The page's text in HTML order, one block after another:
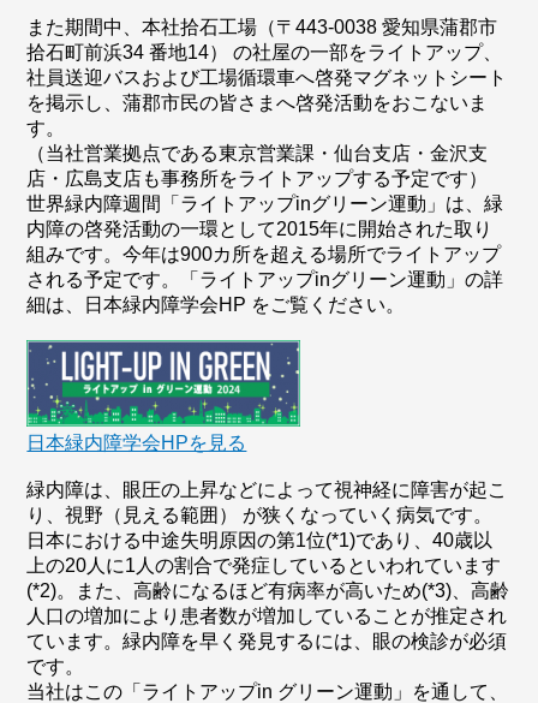
また期間中、本社拾石工場（〒443-0038 愛知県蒲郡市
拾石町前浜34 番地14） の社屋の一部をライトアップ、
社員送迎バスおよび工場循環車へ啓発マグネットシート
を掲示し、蒲郡市民の皆さまへ啓発活動をおこないま
す。
（当社営業拠点である東京営業課・仙台支店・金沢支
店・広島支店も事務所をライトアップする予定です）
世界緑内障週間「ライトアップinグリーン運動」は、緑
内障の啓発活動の一環として2015年に開始された取り
組みです。今年は900カ所を超える場所でライトアップ
される予定です。「ライトアップinグリーン運動」の詳
細は、日本緑内障学会HP をご覧ください。
日本緑内障学会HPを見る
緑内障は、眼圧の上昇などによって視神経に障害が起こ
り、視野（見える範囲） が狭くなっていく病気です。
日本における中途失明原因の第1位(*1)であり、40歳以
上の20人に1人の割合で発症しているといわれています
(*2)。また、高齢になるほど有病率が高いため(*3)、高齢
人口の増加により患者数が増加していることが推定され
ています。緑内障を早く発見するには、眼の検診が必須
です。
当社はこの「ライトアップin グリーン運動」を通して、